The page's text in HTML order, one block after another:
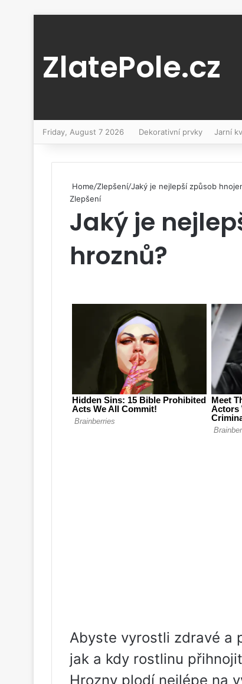
ZlatePole.cz
Friday, August 7 2026 Dekorativní prvky Jarní
Home/Zlepšení/Jaký je nejlepší způsob
Zlepšení
Jaký je
hroznů?
Abyste vyrostli zdravé a
jak a kdy rostlinu
Hrozny plodí nejlépe na